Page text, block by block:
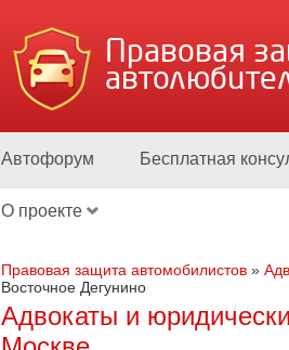
Правовая
Автофорум Бесплатная
О проекте
Правовая защита автомобилистов »
Восточное Дегунино
Адвокаты и